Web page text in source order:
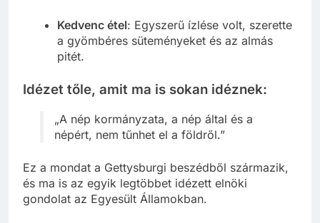
Kedvenc étel: Egyszerű ízlése volt, szerette
a gyömbéres süteményeket és az almás
pitét.
Idézet tőle, amit ma is sokan idéznek:
„A nép kormányzata, a nép által és a
népért, nem tűnhet el a földről.”
Ez a mondat a Gettysburgi beszédből származik,
és ma is az egyik legtöbbet idézett elnöki
gondolat az Egyesült Államokban.